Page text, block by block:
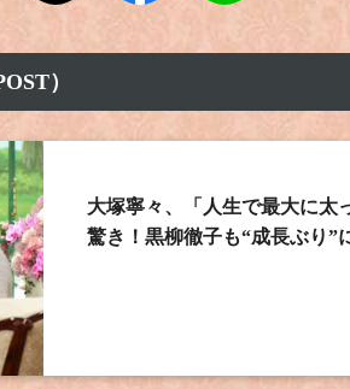
郎さん』の放送日は、10月24日（金
純さん』の放送日は、11月14日（金
泉洋＆天海祐希と見る 伝説のスポー
ケさん』の放送日は、9月11日（木）
さん』の放送日は、未定です。
）
大塚寧々、「人生で最大に太
驚き！黒柳徹子も“成長ぶり”